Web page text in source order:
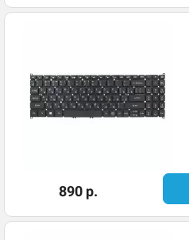
890 р.